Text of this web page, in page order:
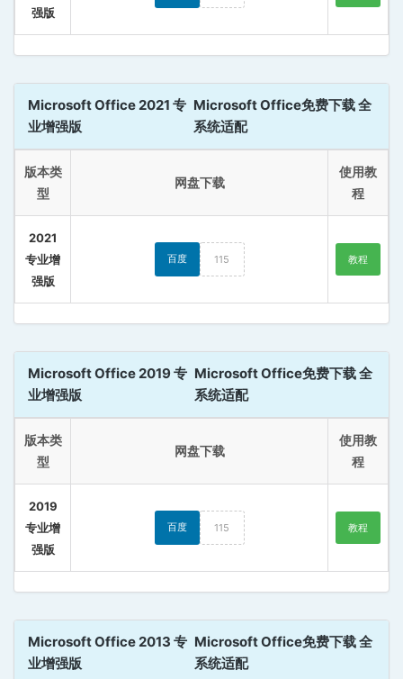
强版
Microsoft Office 2021 专
业增强版
Microsoft Office免费下载 全
系统适配
版本类
型
网盘下载
使用教
程
2021
专业增
强版
百度 115 教程
Microsoft Office 2019 专
业增强版
Microsoft Office免费下载 全
系统适配
版本类
型
网盘下载
使用教
程
2019
专业增
强版
百度 115 教程
Microsoft Office 2013 专
业增强版
Microsoft Office免费下载 全
系统适配